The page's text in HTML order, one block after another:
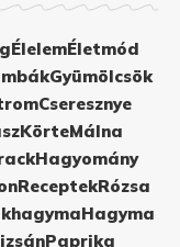
ÉlelemÉletmód
Gyümölcsök
Cseresznye
KörteMálna
Hagyomány
ReceptekRózsa
Hagyma
Paprika